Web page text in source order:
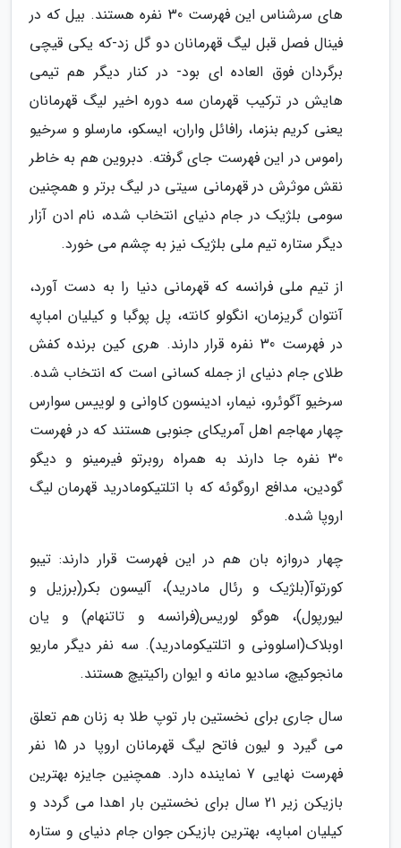
های سرشناس این فهرست 30 نفره هستند. بیل که در
فینال فصل قبل لیگ قهرمانان دو گل زد-که یکی قیچی
برگردان فوق العاده ای بود- در کنار دیگر هم تیمی
هایش در ترکیب قهرمان سه دوره اخیر لیگ قهرمانان
یعنی کریم بنزما، رافائل واران، ایسکو، مارسلو و سرخیو
راموس در این فهرست جای گرفته. دبروین هم به خاطر
نقش موثرش در قهرمانی سیتی در لیگ برتر و همچنین
سومی بلژیک در جام دنیای انتخاب شده، نام ادن آزار
دیگر ستاره تیم ملی بلژیک نیز به چشم می خورد.
از تیم ملی فرانسه که قهرمانی دنیا را به دست آورد،
آنتوان گریزمان، انگولو کانته، پل پوگبا و کیلیان امباپه
در فهرست 30 نفره قرار دارند. هری کین برنده کفش
طلای جام دنیای از جمله کسانی است که انتخاب شده.
سرخیو آگوئرو، نیمار، ادینسون کاوانی و لوییس سوارس
چهار مهاجم اهل آمریکای جنوبی هستند که در فهرست
30 نفره جا دارند به همراه روبرتو فیرمینو و دیگو
گودین، مدافع اروگوئه که با اتلتیکومادرید قهرمان لیگ
اروپا شده.
چهار دروازه بان هم در این فهرست قرار دارند: تیبو
کورتوآ(بلژیک و رئال مادرید)، آلیسون بکر(برزیل و
لیورپول)، هوگو لوریس(فرانسه و تاتنهام) و یان
اوبلاک(اسلوونی و اتلتیکومادرید). سه نفر دیگر ماریو
مانجوکیچ، سادیو مانه و ایوان راکیتیچ هستند.
سال جاری برای نخستین بار توپ طلا به زنان هم تعلق
می گیرد و لیون فاتح لیگ قهرمانان اروپا در 15 نفر
فهرست نهایی 7 نماینده دارد. همچنین جایزه بهترین
بازیکن زیر 21 سال برای نخستین بار اهدا می گردد و
کیلیان امباپه، بهترین بازیکن جوان جام دنیای و ستاره